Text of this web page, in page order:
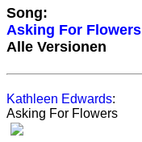
Song:
Asking For Flowers
Alle Versionen
Kathleen Edwards:
Asking For Flowers